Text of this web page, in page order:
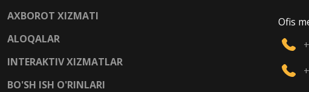
AXBOROT XIZMATI
ALOQALAR
INTERAKTIV XIZMATLAR
BO'SH ISH O'RINLARI
Ofis